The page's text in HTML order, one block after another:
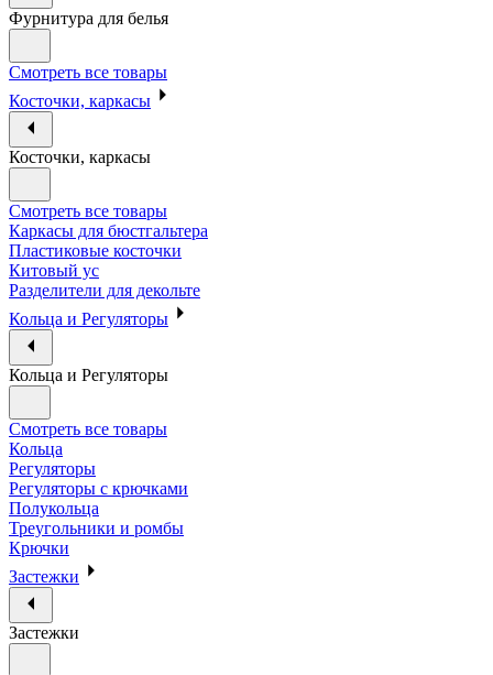
Фурнитура для белья
Смотреть все товары
Косточки, каркасы
Косточки, каркасы
Смотреть все товары
Каркасы для бюстгальтера
Пластиковые косточки
Китовый ус
Разделители для декольте
Кольца и Регуляторы
Кольца и Регуляторы
Смотреть все товары
Кольца
Регуляторы
Регуляторы с крючками
Полукольца
Треугольники и ромбы
Крючки
Застежки
Застежки